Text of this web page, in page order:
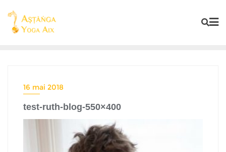
16 mai 2018
test-ruth-blog-550×400